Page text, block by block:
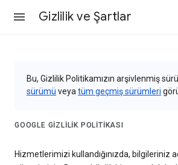
Gizlilik ve Şartlar
Bu, Gizlilik Politikamızın arşivlenmiş
sürümü veya tüm geçmiş sürümleri
GOOGLE GIZLILIK POLITIKASI
Hizmetlerimizi kullandığınızda, bilgileriniz